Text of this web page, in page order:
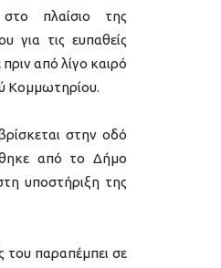
πλαίσιο της
για τις ευπαθείς
από λίγο καιρό
Κομμωτηρίου.
στην οδό
από το Δήμο
υποστήριξη της
του παραπέμπει σε